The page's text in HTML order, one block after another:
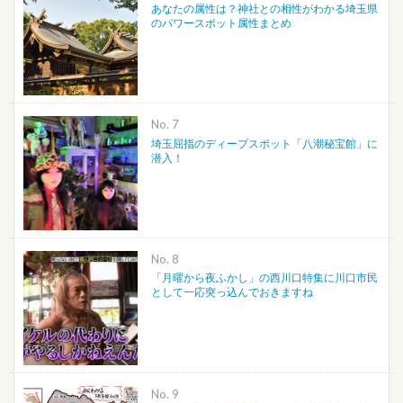
あなたの属性は？神社との相性がわかる埼玉県
のパワースポット属性まとめ
No.
埼玉屈指のディープスポット「八潮秘宝館」に
潜入！
No.
「月曜から夜ふかし」の西川口特集に川口市民
として一応突っ込んでおきますね
No.